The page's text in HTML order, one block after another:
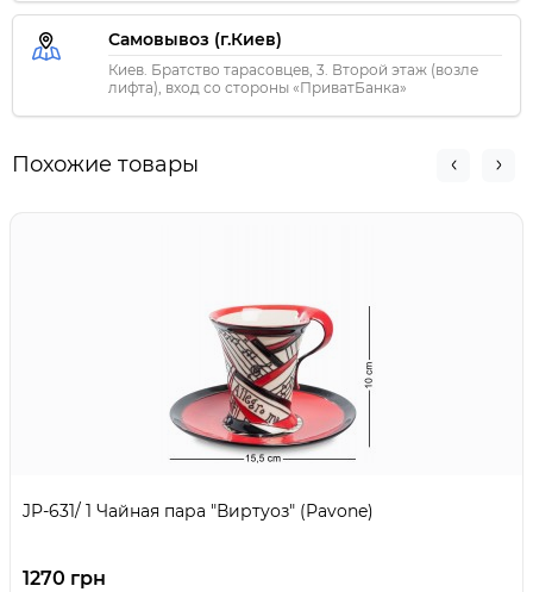
Самовывоз (г.Киев)
Киев. Братство тарасовцев, 3. Второй этаж (возле
лифта), вход со стороны «ПриватБанка»
Похожие товары
JP-631/ 1 Чайная пара "Виртуоз" (Pavone)
1270 грн